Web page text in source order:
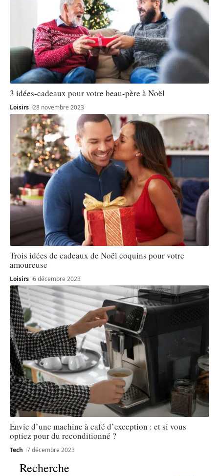
3 idées-cadeaux pour votre beau-père à Noël
Loisirs 28 novembre 2023
Trois idées de cadeaux de Noël coquins pour votre
amoureuse
Loisirs 6 décembre 2023
Envie d’une machine à café d’exception : et si vous
optiez pour du reconditionné ?
Tech 7 décembre 2023
Recherche